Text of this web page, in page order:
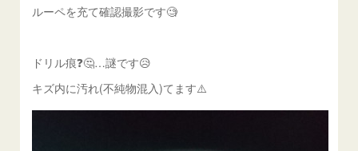
ルーペを充て確認撮影です🧐
ドリル痕❓️🤔…謎です😥
キズ内に汚れ(不純物混入)てます⚠️